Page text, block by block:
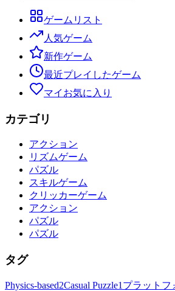
ゲームリスト
人気ゲーム
新作ゲーム
最近プレイしたゲーム
マイお気に入り
カテゴリ
アクション
リズムゲーム
パズル
スキルゲーム
クリッカーゲーム
アクション
パズル
パズル
タグ
Physics-based2Casual Puzzle1 プラットフ